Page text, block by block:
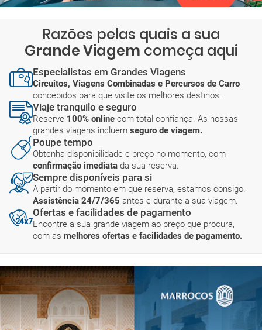
Razões pelas quais a sua
Grande Viagem começa aqui
Especialistas em Grandes Viagens
Circuitos, Viagens Combinadas e Percursos de Carro
concebidos para que visite os melhores destinos.
Viaje tranquilo e seguro
Reserve 100% online com total confiança. As nossas
grandes viagens incluem seguro de viagem.
Poupe tempo
Obtenha disponibilidade e preço no momento, com
confirmação imediata da sua reserva.
Sempre disponíveis para si
A partir do momento em que reserva, estamos consigo.
Assistência 24/7/365 antes e durante a sua viagem.
Ofertas e facilidades de pagamento
Encontre a sua grande viagem ao preço que procura,
com as melhores ofertas e facilidades de pagamento.